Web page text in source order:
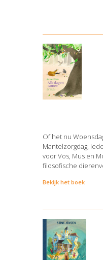
Of het nu
Mantelzorgdag,
voor Vos, Mus en
filosofische
Bekijk het boek